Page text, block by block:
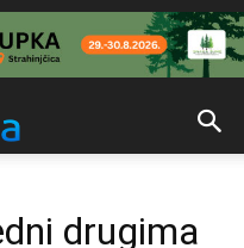
drugima